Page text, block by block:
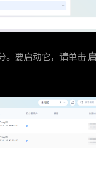
。要启动它，请单击